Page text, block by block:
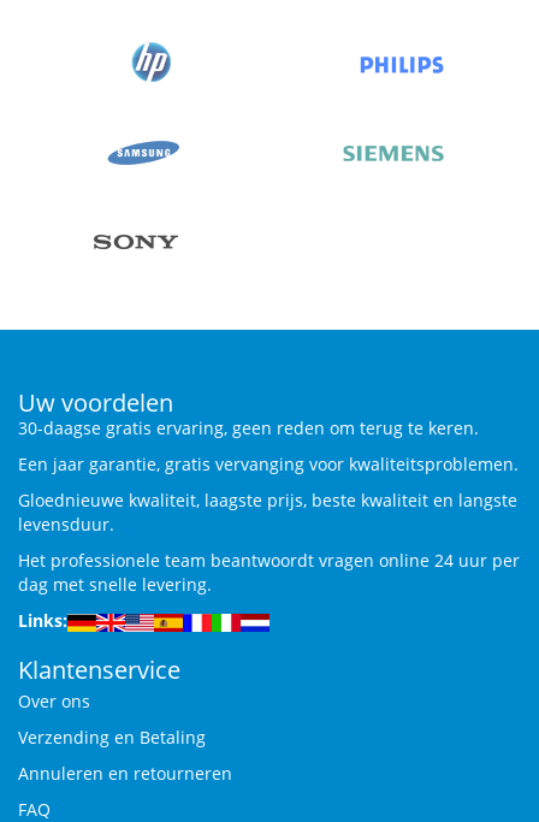
Uw voordelen
30-daagse gratis ervaring, geen reden om terug te keren.
Een jaar garantie, gratis vervanging voor kwaliteitsproblemen.
Gloednieuwe kwaliteit, laagste prijs, beste kwaliteit en langste
levensduur.
Het professionele team beantwoordt vragen online 24 uur per
dag met snelle levering.
Links:
Klantenservice
Over ons
Verzending en Betaling
Annuleren en retourneren
FAQ